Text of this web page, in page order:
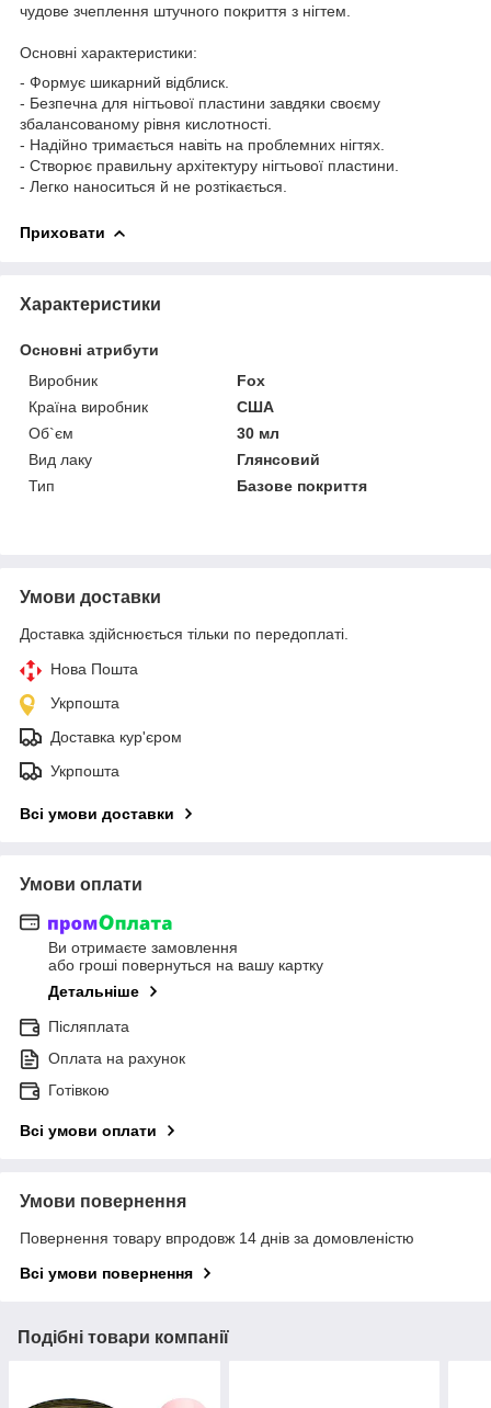
чудове зчеплення штучного покриття з нігтем.
Основні характеристики:
- Формує шикарний відблиск.
- Безпечна для нігтьової пластини завдяки своєму
збалансованому рівня кислотності.
- Надійно тримається навіть на проблемних нігтях.
- Створює правильну архітектуру нігтьової пластини.
- Легко наноситься й не розтікається.
Приховати
Характеристики
Основні атрибути
Виробник
Fox
Країна виробник
США
Об`єм
30 мл
Вид лаку
Глянсовий
Тип
Базове покриття
Умови доставки
Доставка здійснюється тільки по передоплаті.
Нова Пошта
Укрпошта
Доставка кур'єром
Укрпошта
Всі умови доставки
Умови оплати
Ви отримаєте замовлення
або гроші повернуться на вашу картку
Детальніше
Післяплата
Оплата на рахунок
Готівкою
Всі умови оплати
Умови повернення
Повернення товару впродовж 14 днів за домовленістю
Всі умови повернення
Подібні товари компанії